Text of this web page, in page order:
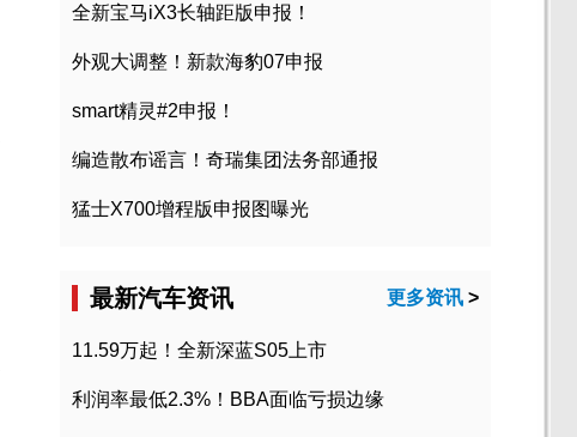
全新宝马iX3长轴距版申报！
外观大调整！新款海豹07申报
smart精灵#2申报！
编造散布谣言！奇瑞集团法务部通报
猛士X700增程版申报图曝光
最新汽车资讯 更多资讯 >
11.59万起！全新深蓝S05上市
利润率最低2.3%！BBA面临亏损边缘